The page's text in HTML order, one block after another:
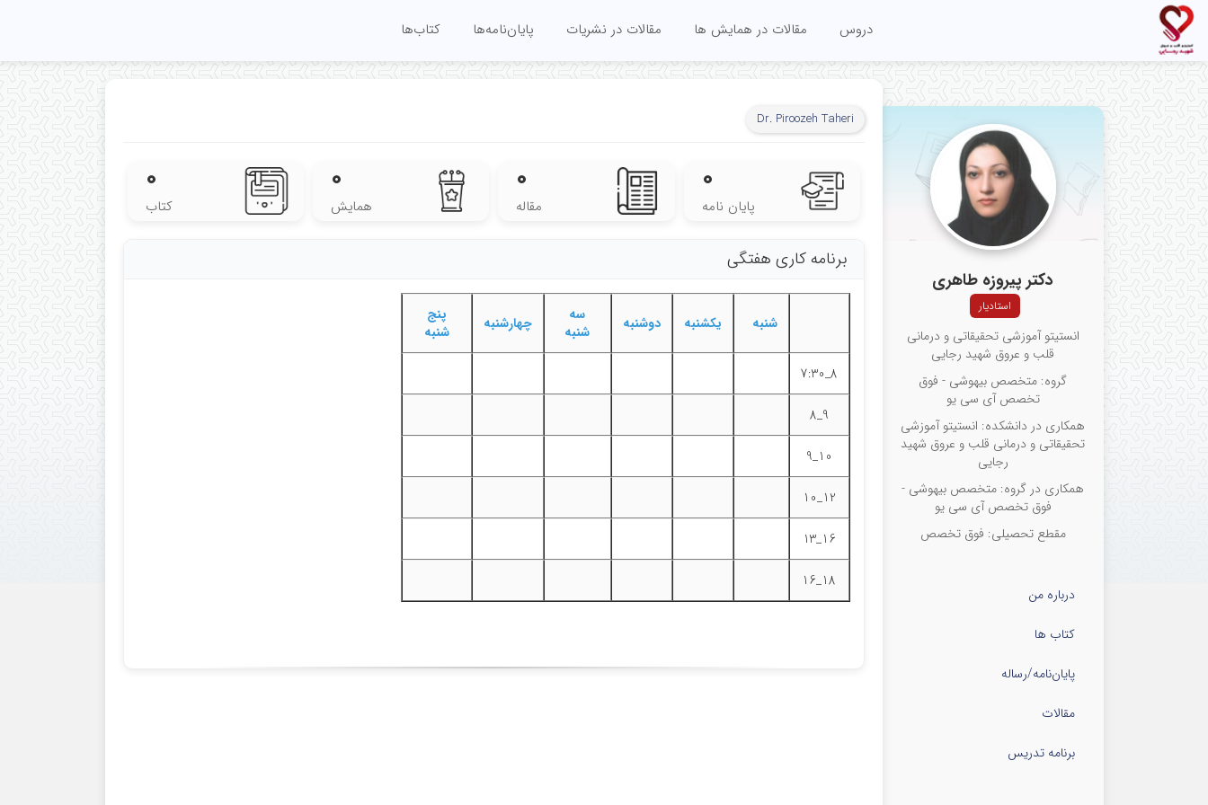
دروس مقالات در همایش ها مقالات در نشریات پایان‌نامه‌ها کتاب‌ها
دکتر پیروزه طاهری
استادیار
انستیتو آموزشی تحقیقاتی و درمانی
قلب و عروق شهید رجایی
گروه: متخصص بیهوشی - فوق
تخصص آی سی یو
همکاری در دانشکده: انستیتو آموزشی
تحقیقاتی و درمانی قلب و عروق شهید
رجایی
همکاری در گروه: متخصص بیهوشی -
فوق تخصص آی سی یو
مقطع تحصیلی: فوق تخصص‌
درباره من
کتاب ها
پایان‌نامه‌/رساله
مقالات
برنامه تدریس
Dr. Piroozeh Taheri
۰
پایان نامه
۰
مقاله
۰
همایش
۰
کتاب
برنامه کاری هفتگی
شنبه یکشنبه دوشنبه
سه
شنبه
چهارشنبه
پنج
شنبه
8_7:30
9_8
10_9
12_10
16_13
18_16